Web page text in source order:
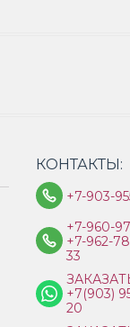
КОНТАКТЫ:
+7-903-
+7-960-
+7-962-
33
+7(903)
20